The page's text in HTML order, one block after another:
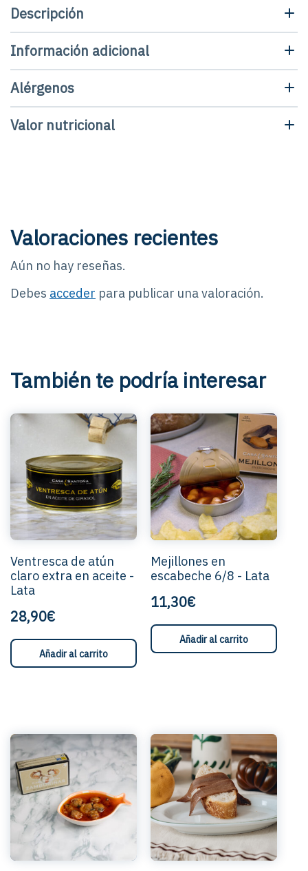
en
salazón
-
Bandeja
cantidad
Descripción
Información adicional
Alérgenos
Valor nutricional
Valoraciones recientes
Aún no hay reseñas.
Debes acceder para publicar una valoración.
También te podría interesar
Ventresca de atún
claro extra en aceite -
Lata
28,90€
Añadir al carrito
Mejillones en
escabeche 6/8 - Lata
11,30€
Añadir al carrito